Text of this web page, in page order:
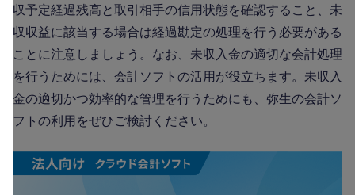
収予定経過残高と取引相手の信用状態を確認すること、未
収収益に該当する場合は経過勘定の処理を行う必要がある
ことに注意しましょう。なお、未収入金の適切な会計処理
を行うためには、会計ソフトの活用が役立ちます。未収入
金の適切かつ効率的な管理を行うためにも、弥生の会計ソ
フトの利用をぜひご検討ください。